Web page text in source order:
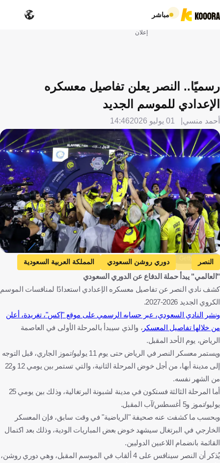
مباشر
إعلان
رسميًا.. النصر يعلن تفاصيل معسكره
الإعدادي للموسم الجديد
أحمد منسي 01 يوليو 2026 14:46
Getty Images
النصر دوري روشن السعودي
المملكة العربية السعودية
كرة قدم
"العالمي" يبدأ حملة الدفاع عن الدوري السعودي
كشف نادي النصر عن تفاصيل معسكره الإعدادي استعدادًا لمنافسات الموسم
الكروي الجديد 2026-2027.
ونشر النادي السعودي، عبر حسابه الرسمي على موقع "إكس"، تغريدة، أعلن
من خلالها تفاصيل المعسكر ، والذي سيبدأ بالمرحلة الأولى في العاصمة
الرياض، يوم الأحد المقبل.
ويستمر معسكر النصر في الرياض حتى يوم 11 يوليو/تموز الجاري، قبل التوجه
إلى مدينة أبها، من أجل خوض المرحلة الثانية، والتي تستمر بين يومي 12 و22
من الشهر نفسه.
أما المرحلة الثالثة فستكون في مدينة لشبونة البرتغالية، وذلك بين يومي 25
يوليو/تموز و5 أغسطس/آب المقبل.
وبحسب ما كشفت عنه صحيفة "الرياضية" في وقت سابق، فإن المعسكر
الخارجي في البرتغال سيشهد خوض بعض المباريات الودية، وذلك بعد اكتمال
القائمة بانضمام اللاعبين الدوليين.
يُذكر أن النصر سينافس على 4 ألقاب في الموسم المقبل، وهي دوري روشن،